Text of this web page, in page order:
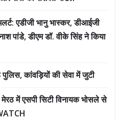
एडीजी भानु भास्कर, डीआईजी
पांडे, डीएम डॉ. वीके सिंह ने किया
कांवड़ियों की सेवा में जुटी
मेरठ में एसपी सिटी विनायक भोसले से